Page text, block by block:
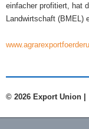
einfacher profitiert, hat
Landwirtschaft (BMEL)
© 2026 Export Union |